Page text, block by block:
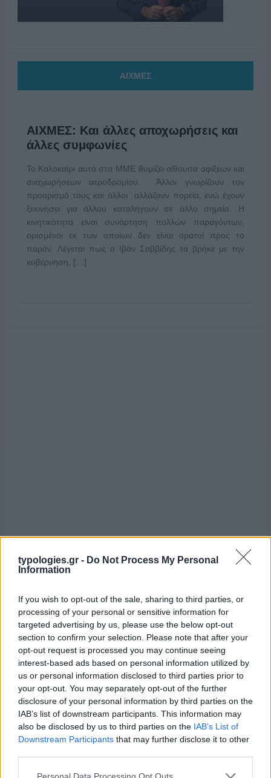
typologies.gr - Do Not Process My Personal
Information
If you wish to opt-out of the sale, sharing to third parties, or
processing of your personal or sensitive information for
targeted advertising by us, please use the below opt-out
section to confirm your selection. Please note that after your
opt-out request is processed you may continue seeing
interest-based ads based on personal information utilized by
us or personal information disclosed to third parties prior to
your opt-out. You may separately opt-out of the further
disclosure of your personal information by third parties on the
IAB’s list of downstream participants. This information may
also be disclosed by us to third parties on the IAB’s List of
Downstream Participants that may further disclose it to other
Please note that this website/app uses one or more Google
Personal Data Processing Opt Outs
ΑΙΧΜΕΣ
ΑΙΧΜΕΣ: Και άλλες αποχωρήσεις και
άλλες συμφωνίες
Το Καλοκαίρι αυτό στα ΜΜΕ θυμίζει αίθουσα αφίξεων και
αναχωρήσεων αεροδρομίου. Άλλοι γνωρίζουν τον
προορισμό τους και άλλοι αλλάζουν πορεία, ενώ έχουν
ξεκινήσει για άλλου καταλήγουν σε άλλο σημείο. Η
κινητικότητα είναι συνάρτηση πολλών παραγόντων,
ορισμένοι εκ των οποίων δεν είναι ορατοί προς το
παρόν. Λέγεται πως ο Ιβάν Σαββίδης τα βρήκε με την
κυβέρνηση, […]